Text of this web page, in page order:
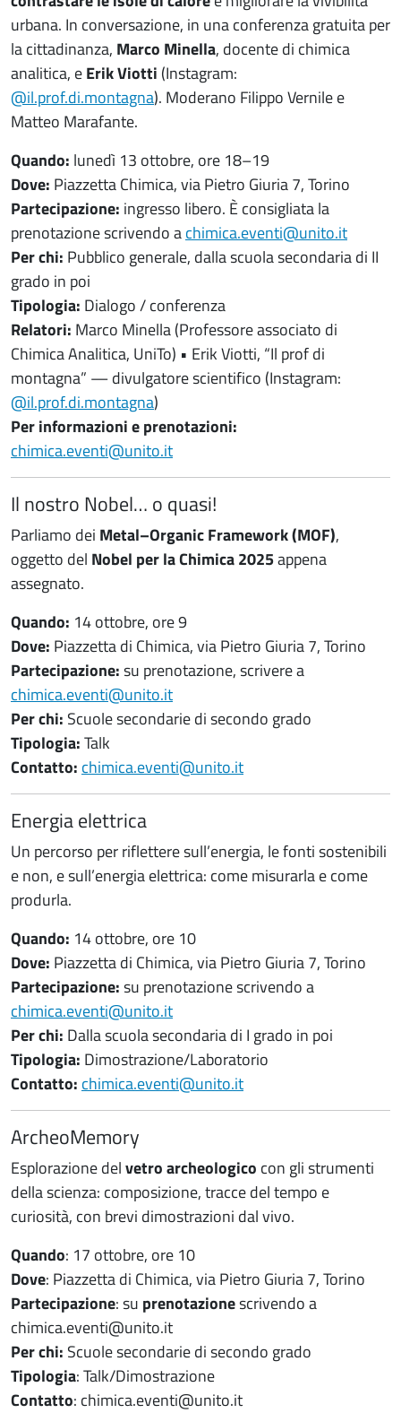
urbana. In conversazione, in una conferenza gratuita per
la cittadinanza, Marco Minella, docente di chimica
analitica, eErik Viotti (Instagram:
@il.prof.di.montagna). Moderano Filippo Vernile e
Matteo Marafante.
Quando: lunedì 13 ottobre, ore 18–19
Dove: Piazzetta Chimica, via Pietro Giuria 7, Torino
Partecipazione: ingresso libero. È consigliata la
prenotazione scrivendo achimica.eventi@unito.it
Per chi: Pubblico generale, dalla scuola secondaria di II
grado in poi
Tipologia: Dialogo / conferenza
Relatori: Marco Minella (Professore associato di
Chimica Analitica, UniTo) • Erik Viotti, “Il prof di
montagna” — divulgatore scientifico (Instagram:
@il.prof.di.montagna)
Per informazioni e prenotazioni:
chimica.eventi@unito.it
Il nostro Nobel… o quasi!
Parliamo dei Metal–Organic Framework (MOF),
oggetto del Nobel per la Chimica 2025appena
assegnato.
Quando: 14 ottobre, ore 9
Dove: Piazzetta di Chimica, via Pietro Giuria 7, Torino
Partecipazione:su prenotazione, scrivere a
chimica.eventi@unito.it
Per chi: Scuole secondarie di secondo grado
Tipologia:Talk
Contatto: chimica.eventi@unito.it
Energia elettrica
Un percorso per riflettere sull’energia, le fonti sostenibili
e non, e sull’energia elettrica: come misurarla e come
produrla.
Quando: 14 ottobre, ore 10
Dove: Piazzetta di Chimica, via Pietro Giuria 7, Torino
Partecipazione:su prenotazione scrivendo a
chimica.eventi@unito.it
Per chi: Dalla scuola secondaria di I grado in poi
Tipologia: Dimostrazione/Laboratorio
Contatto: chimica.eventi@unito.it
ArcheoMemory
Esplorazione delvetro archeologico con gli strumenti
della scienza: composizione, tracce del tempo e
curiosità, con brevi dimostrazioni dal vivo.
Quando: 17 ottobre, ore 10
Dove: Piazzetta di Chimica, via Pietro Giuria 7, Torino
Partecipazione: su prenotazionescrivendo a
chimica.eventi@unito.it
Per chi: Scuole secondarie di secondo grado
Tipologia: Talk/Dimostrazione
Contatto: chimica.eventi@unito.it